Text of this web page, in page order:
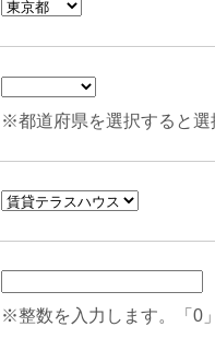
※都道府県を選択すると選
※整数を入力します。「0